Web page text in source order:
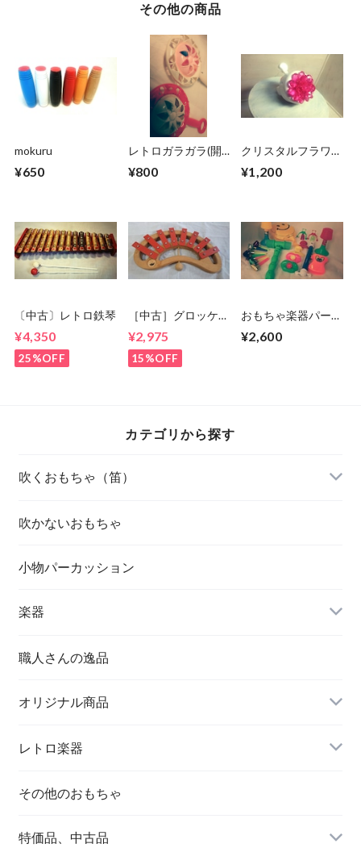
その他の商品
mokuru
¥650
レトロガラガラ(開
¥800
クリスタルフラワー
¥1,200
〔中古〕レトロ鉄琴
¥4,350
25%OFF
［中古］グロッケ
¥2,975
15%OFF
おもちゃ楽器パーテ
¥2,600
カテゴリから探す
吹くおもちゃ（笛）
吹かないおもちゃ
小物パーカッション
楽器
職人さんの逸品
オリジナル商品
レトロ楽器
その他のおもちゃ
特価品、中古品